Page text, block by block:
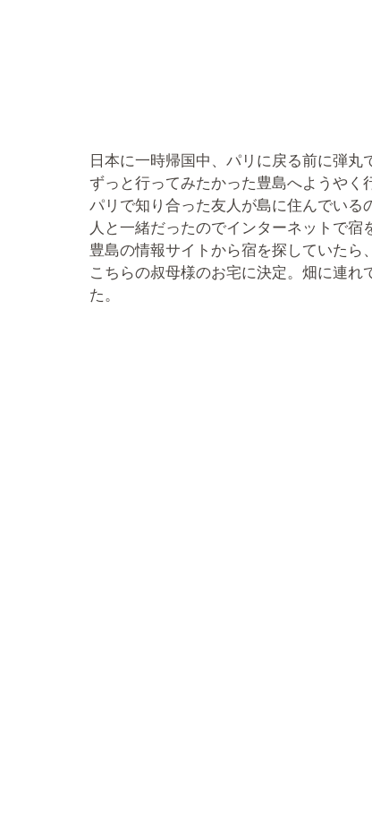
日本に一時帰国中、パリに戻る前に弾丸
ずっと行ってみたかった豊島へようやく
パリで知り合った友人が島に住んでい
人と一緒だったのでインターネットで宿
豊島の情報サイトから宿を探していた
こちらの叔母様のお宅に決定。畑に連
た。